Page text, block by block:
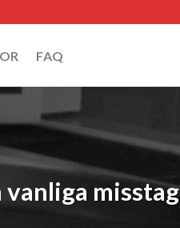
FAQ
misstag